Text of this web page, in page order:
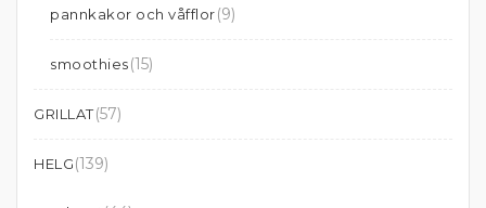
pannkakor och våfflor(9)
smoothies(15)
GRILLAT(57)
HELG(139)